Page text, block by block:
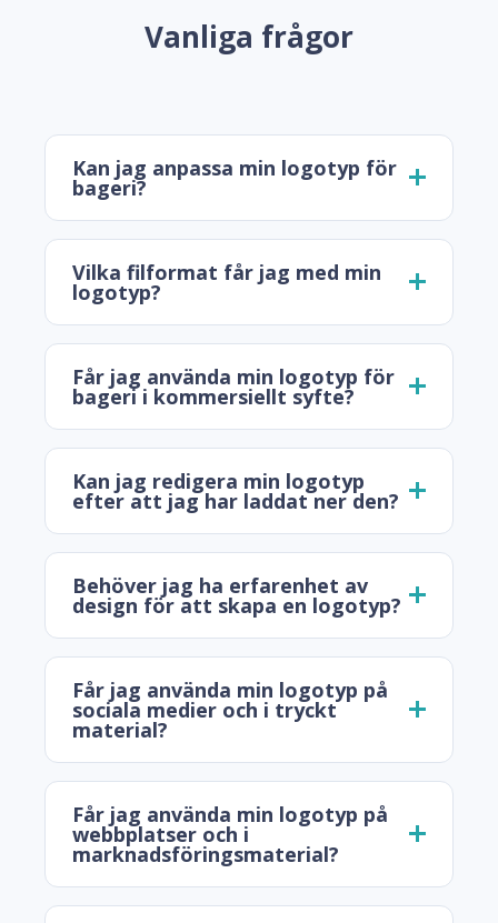
Vanliga frågor
Kan jag anpassa min logotyp för
bageri?
Vilka filformat får jag med min
logotyp?
Får jag använda min logotyp för
bageri i kommersiellt syfte?
Kan jag redigera min logotyp
efter att jag har laddat ner den?
Behöver jag ha erfarenhet av
design för att skapa en logotyp?
Får jag använda min logotyp på
sociala medier och i tryckt
material?
Får jag använda min logotyp på
webbplatser och i
marknadsföringsmaterial?